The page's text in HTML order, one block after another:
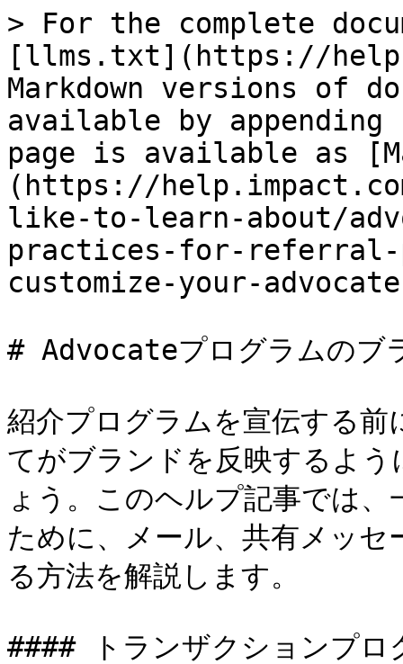
> For the complete
[llms.txt](https://
Markdown versions of
available by
page is available as
(https://
like-to-learn-about/
practices-for-referral-
customize-your-
# Advocateプログラムのブ
紹介プログラムを宣伝する前
てがブランドを反映するよ
ょう。このヘルプ記事では
ために、メール、共有メッ
る方法を解説します。
#### トランザクションプロ